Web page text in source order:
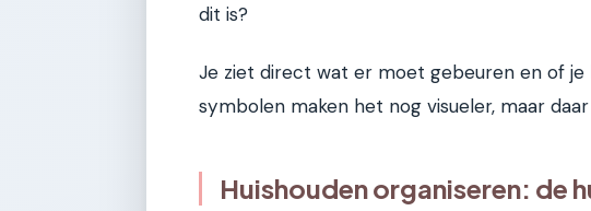
dit is?
Je ziet direct wat er moet gebeuren en of
symbolen maken het nog visueler, maar
Huishouden organiseren: de